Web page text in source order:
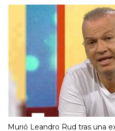
Murió Leandro Rud tras una